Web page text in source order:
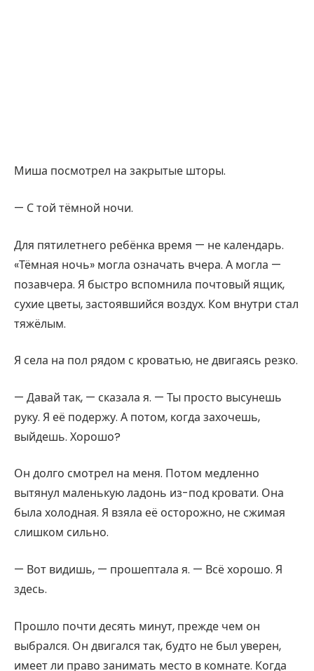
Миша посмотрел на закрытые шторы.
— С той тёмной ночи.
Для пятилетнего ребёнка время — не календарь.
«Тёмная ночь» могла означать вчера. А могла —
позавчера. Я быстро вспомнила почтовый ящик,
сухие цветы, застоявшийся воздух. Ком внутри стал
тяжёлым.
Я села на пол рядом с кроватью, не двигаясь резко.
— Давай так, — сказала я. — Ты просто высунешь
руку. Я её подержу. А потом, когда захочешь,
выйдешь. Хорошо?
Он долго смотрел на меня. Потом медленно
вытянул маленькую ладонь из-под кровати. Она
была холодная. Я взяла её осторожно, не сжимая
слишком сильно.
— Вот видишь, — прошептала я. — Всё хорошо. Я
здесь.
Прошло почти десять минут, прежде чем он
выбрался. Он двигался так, будто не был уверен,
имеет ли право занимать место в комнате. Когда